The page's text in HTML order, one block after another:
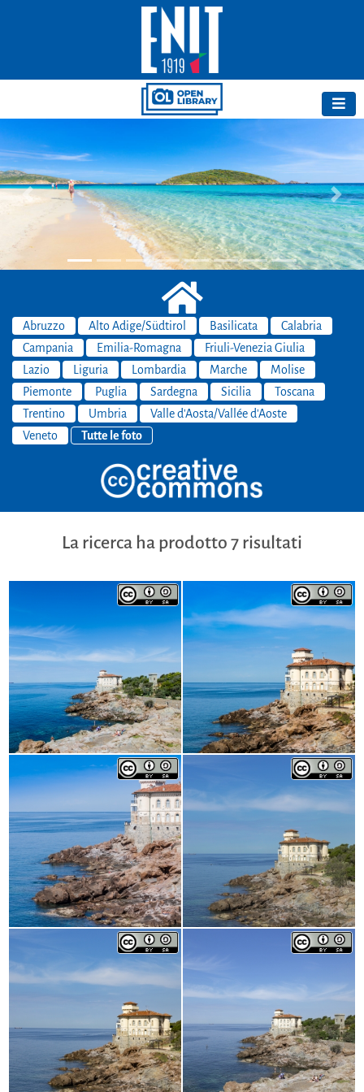
Previous Next
Abruzzo Alto Adige/Südtirol Basilicata
Calabria
Campania
Emilia-Romagna
Friuli-Venezia Giulia
Lazio
Liguria Lombardia Marche
Molise
Piemonte
Puglia Sardegna Sicilia
Toscana
Trentino
Umbria
Valle d'Aosta/Vallée d'Aoste
Veneto
Tutte le foto
La ricerca ha prodotto 7 risultati